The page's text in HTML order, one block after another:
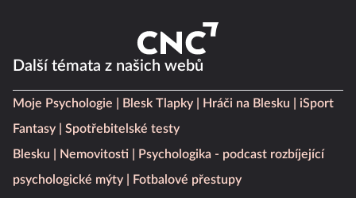
Další témata z našich webů
Moje Psychologie Blesk Tlapky Hráči na Blesku
iSport
Fantasy
Spotřebitelské testy
Blesku
Nemovitosti
Psychologika - podcast rozbíjející
psychologické mýty
Fotbalové přestupy